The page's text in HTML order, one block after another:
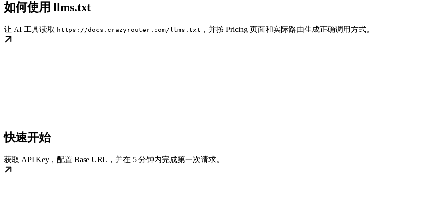
如何使用 llms.txt
让 AI 工具读取 https://docs.crazyrouter.com/llms.txt ，并按 Pricing 页面和实际路由生成正确调用方式。
快速开始
获取 API Key，配置 Base URL，并在 5 分钟内完成第一次请求。